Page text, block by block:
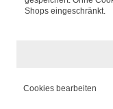
Shops eingeschränkt.
Cookies bearbeiten